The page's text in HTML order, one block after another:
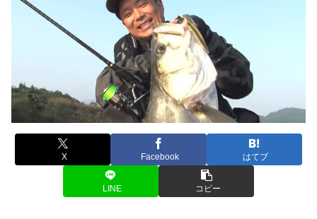
X Facebook はてブ
LINE コピー